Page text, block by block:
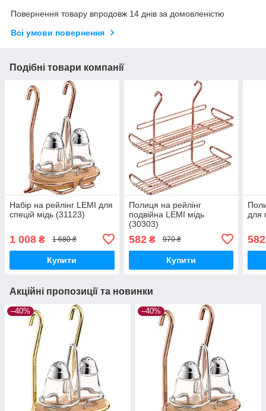
Повернення товару впродовж 14 днів за домовленістю
Всі умови повернення
Подібні товари компанії
Набір на рейлінг LEMI для
спецій мідь (31123)
1 008 ₴ 1 680 ₴
Купити
Полиця на рейлінг
подвійна LEMI мідь
(30303)
582₴ 970 ₴
Купити
для
582
Акційні пропозиції та новинки
–40% –40%